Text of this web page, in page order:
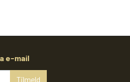
e-mail
Tilmeld